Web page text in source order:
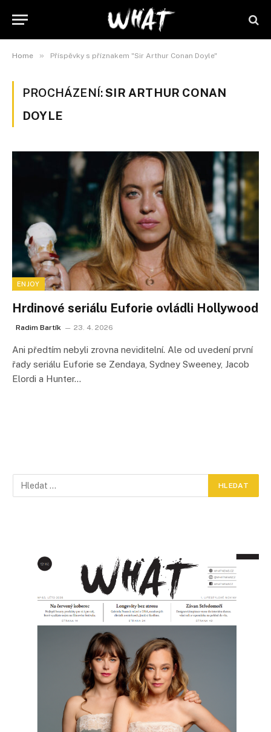
Home » Příspěvky s příznakem "Sir Arthur Conan Doyle"
PROCHÁZENÍ:SIR ARTHUR CONAN
DOYLE
ENJOY
Hrdinové seriálu Euforie ovládli Hollywood
Radim Bartík 23. 4. 2026
Ani předtím nebyli zrovna neviditelní. Ale od uvedení první
řady seriálu Euforie se Zendaya, Sydney Sweeney, Jacob
Elordi a Hunter…